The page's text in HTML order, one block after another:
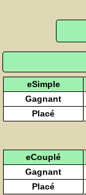
eSimple
Gagnant
Placé
eCouplé
Gagnant
Placé